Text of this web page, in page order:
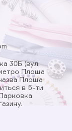
30Б (вул.
Площа
Площа
в 5-ти